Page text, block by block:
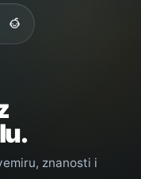
znanosti i